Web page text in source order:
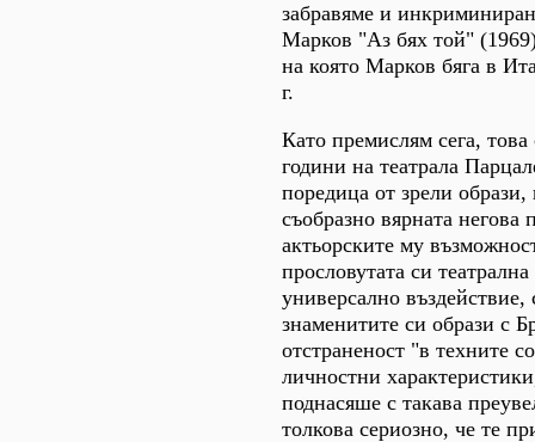
забравяме и
Марков "Аз бях той"
на която Марков бяга в
г.
Като премислям сега, това
години на театрала
поредица от зрели образи,
съобразно вярната негова
актьорските му
прословутата си
универсално въздействие,
знаменитите си образи с
отстраненост "в техните
личностни
поднасяше с такава
толкова сериозно, че те